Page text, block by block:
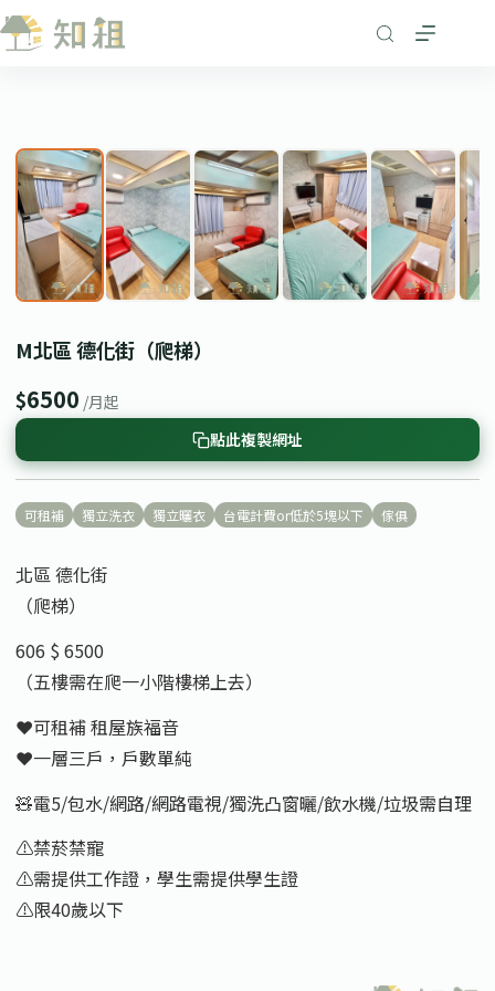
跳
至
M北區 德化街（爬梯）
$6500 /月起
點此複製網址
可租補 獨立洗衣 獨立曬衣 台電計費or低於5塊以下 傢俱
北區 德化街
（爬梯）
606 $ 6500
（五樓需在爬一小階樓梯上去）
❤️可租補 租屋族福音
❤️一層三戶，戶數單純
🧸電5/包水/網路/網路電視/獨洗凸窗曬/飲水機/垃圾需自理
⚠️禁菸禁寵
⚠️需提供工作證，學生需提供學生證
⚠️限40歲以下